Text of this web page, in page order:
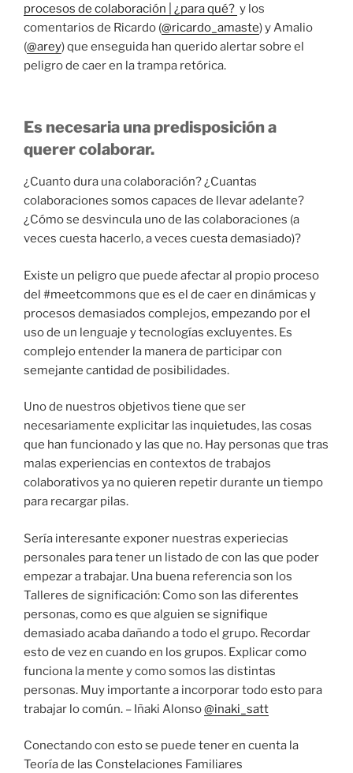
procesos de colaboración | ¿para qué? y los
comentarios de Ricardo (@ricardo_amaste) y Amalio
(@arey) que enseguida han querido alertar sobre el
peligro de caer en la trampa retórica.
Es necesaria una predisposición a
querer colaborar.
¿Cuanto dura una colaboración? ¿Cuantas
colaboraciones somos capaces de llevar adelante?
¿Cómo se desvincula uno de las colaboraciones (a
veces cuesta hacerlo, a veces cuesta demasiado)?
Existe un peligro que puede afectar al propio proceso
del #meetcommons que es el de caer en dinámicas y
procesos demasiados complejos, empezando por el
uso de un lenguaje y tecnologías excluyentes. Es
complejo entender la manera de participar con
semejante cantidad de posibilidades.
Uno de nuestros objetivos tiene que ser
necesariamente explicitar las inquietudes, las cosas
que han funcionado y las que no. Hay personas que tras
malas experiencias en contextos de trabajos
colaborativos ya no quieren repetir durante un tiempo
para recargar pilas.
Sería interesante exponer nuestras experiecias
personales para tener un listado de con las que poder
empezar a trabajar. Una buena referencia son los
Talleres de significación: Como son las diferentes
personas, como es que alguien se signifique
demasiado acaba dañando a todo el grupo. Recordar
esto de vez en cuando en los grupos. Explicar como
funciona la mente y como somos las distintas
personas. Muy importante a incorporar todo esto para
trabajar lo común. – Iñaki Alonso@inaki_satt
Conectando con esto se puede tener en cuenta la
Teoría de las Constelaciones Familiares